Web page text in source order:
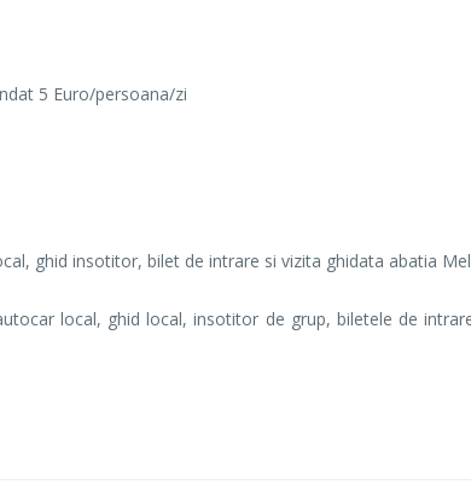
5 Euro/persoana/zi
ghid insotitor, bilet de intrare si vizita ghidata abatia
local, ghid local, insotitor de grup, biletele de